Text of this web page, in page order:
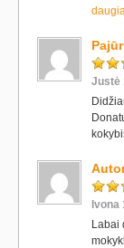
Justė
Ivona
Labai